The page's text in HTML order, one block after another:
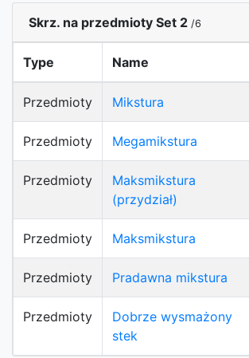
Skrz. na przedmioty Set 2 /6
Type Name
Przedmioty Mikstura
Przedmioty Megamikstura
Przedmioty
Maksmikstura
(przydział)
Przedmioty Maksmikstura
Przedmioty Pradawna mikstura
Przedmioty
Dobrze wysmażony
stek